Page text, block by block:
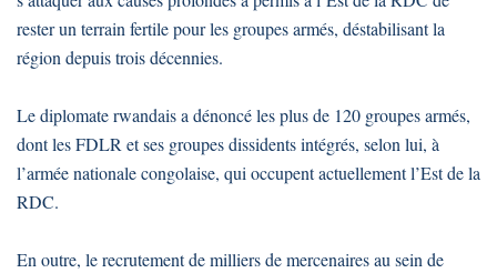
rester un terrain fertile pour les groupes armés, déstabilisant la
région depuis trois décennies.
Le diplomate rwandais a dénoncé les plus de 120 groupes armés,
dont les FDLR et ses groupes dissidents intégrés, selon lui, à
l’armée nationale congolaise, qui occupent actuellement l’Est de la
RDC.
En outre, le recrutement de milliers de mercenaires au sein de